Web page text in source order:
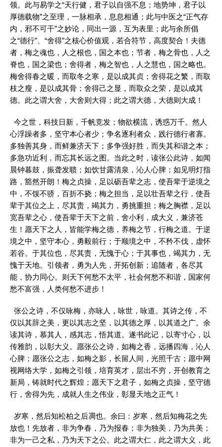
领。此与易学之“天行健，君子以自强不息；地势坤，君子以
厚德载物”之至理，一脉相承，息息相通；此与中医之“正气存
内，邪不可干”之妙论，同出一源，互为表里；此与余所倡
之“德行”、“舍得”之核心价值观，若合符节，高度契合！夫德
者，梅之魂也，人之根也，国之本也；节者，梅之骨也，人之
脊也，国之梁也；舍得者，梅之智也，人之慧也，国之略也。
梅舍得春之暖，而取冬之寒，是以成其贞；舍得花之繁，而取
枝之瘦，是以成其骨；舍得己之显，而取众之荣，是以成其
德。此之谓大舍，大舍则大得；此之谓大德，大德则大成！
今之世，科技日新，千帆竞发；物欲横流，诱惑万千。然人
心浮躁者多，坚守本心者少；争名逐利者众，践行德行者寡。
多独善其身，而鲜兼济天下；多争强好胜，而失其和谐之本；
多急功近利，而忘其长远之图。当此之时，读张公此诗，如闻
晨钟暮鼓，振聋发聩；如饮甘露清泉，沁人心脾；如见明灯指
路，豁然开朗！梅之贞操，足以砺吾辈之志，使吾辈于逆境之
中，不馁不骄，百折不挠；梅之担当，足以壮吾辈之行，使吾
辈于其位之上，尽其责，竭其力，勇挑重担；梅之胸襟，足以
宽吾辈之心，使吾辈于天下之前，舍小利，成大义，兼济苍
生！愿天下之人，皆能学梅之德，养梅之节，行梅之道。于逆
境之中，坚守本心，勇毅前行；于顺境之中，不矜不伐，虚怀
若谷。于其位也，尽其责，无愧于心；于其事也，竭其力，无
愧于天地。引领者，勇为人先，开拓创新；追随者，各尽其
能，协力同心。则天下何愁不太平，社会何愁不和谐，国家何
愁不富强，人类何愁不进步！
张公之诗，不仅咏梅，亦咏人，咏世，咏道。其诗之传，不
仅以其辞之美，更以其志之坚，以其德之厚，以其道之广。余
读其诗，慕其人，感其志，悟其道。遂书此记，以寄寸心，以
传雅韵，以彰大义。愿张公之诗，如梅之香，远播四海，沁人
心脾；愿张公之志，如梅之影，长留人间，光照千古；愿中网
视网络大学，如梅之引领，培育英才，层出不穷，开创教育之
新局，铸就时代之辉煌；愿天下之君子，如梅之贞操，坚守德
行，舍得为先，成就人生之伟业，彰显天地之正气！
岁寒，然后知松柏之后凋也。余曰：岁寒，然后知梅花之先
放也！先放者，非为争春，乃为报春；非为独美，乃为共美；
非为一己之私，乃为天下之公。此之谓大仁，此之谓大义，此